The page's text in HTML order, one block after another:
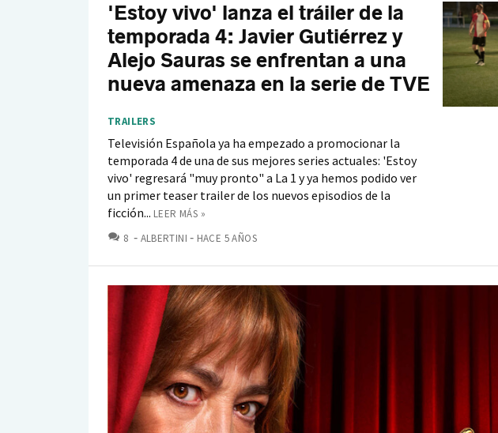
'Estoy vivo' lanza el tráiler de la
temporada 4: Javier Gutiérrez y
Alejo Sauras se enfrentan a una
nueva amenaza en la serie de TVE
TRAILERS
Televisión Española ya ha empezado a promocionar la
temporada 4 de una de sus mejores series actuales: 'Estoy
vivo' regresará "muy pronto" a La 1 y ya hemos podido ver
un primer teaser trailer de los nuevos episodios de la
ficción... LEER MÁS »
8 COMENTARIOS
ALBERTINI HACE 5 AÑOS